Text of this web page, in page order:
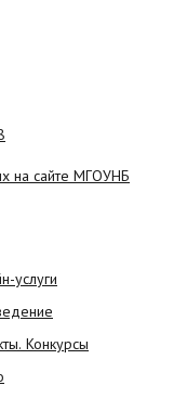
на сайте МГОУНБ
услуги
Конкурсы